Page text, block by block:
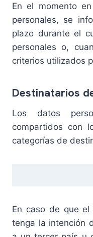
En el momento
personales, se
plazo durante el
personales o,
criterios utilizados
Destinatarios
Los datos
compartidos con
categorías de
En caso de que el
tenga la intención